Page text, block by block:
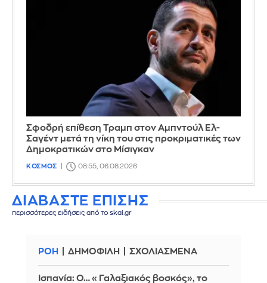
Σφοδρή επίθεση Τραμπ στον Αμπντούλ Ελ-
Σαγέντ μετά τη νίκη του στις προκριματικές των
Δημοκρατικών στο Μίσιγκαν
ΚΟΣΜΟΣ 08:55, 06.08.2026
ΔΙΑΒΑΣΤΕ ΕΠΙΣΗΣ
περισσότερες ειδήσεις από το skai.gr
ΡΟΗ ΔΗΜΟΦΙΛΗ ΣΧΟΛΙΑΣΜΕΝΑ
Ισπανία: Ο… «Γαλαξιακός βοσκός», το